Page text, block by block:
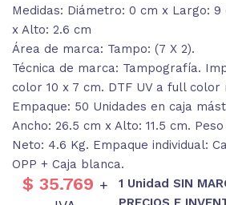
Medidas: Diámetro: 0 cm x Largo: 9
x Alto: 2.6 cm
Área de marca: Tampo: (7 X 2).
Técnica de marca: Tampografía.
color 10 x 7 cm. DTF UV a full color
Empaque: 50 Unidades en caja
Ancho: 26.5 cm x Alto: 11.5 cm.
Neto: 4.6 Kg. Empaque individual:
OPP + Caja blanca.
$ 35.769 +
1 Unidad SIN